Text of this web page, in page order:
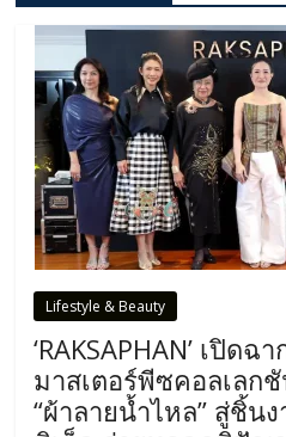
Lifestyle & Beauty
‘RAKSAPHAN’ เปิด
มาสเตอร์พีซคอลเลก
“ผ้าลายน้ำไหล” สู่ชิ้น